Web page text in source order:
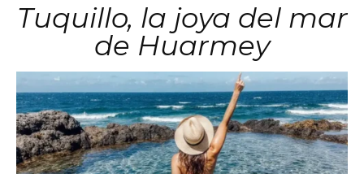
Tuquillo, la joya del mar
de Huarmey